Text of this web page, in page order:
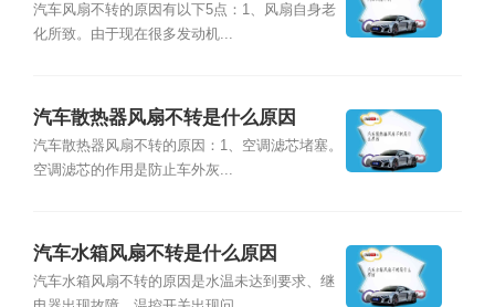
汽车风扇不转的原因有以下5点：1、风扇自身老
化所致。由于现在很多发动机...
汽车散热器风扇不转是什么原因
汽车散热器风扇不转的原因：1、空调滤芯堵塞。
空调滤芯的作用是防止车外灰...
汽车水箱风扇不转是什么原因
汽车水箱风扇不转的原因是水温未达到要求、继